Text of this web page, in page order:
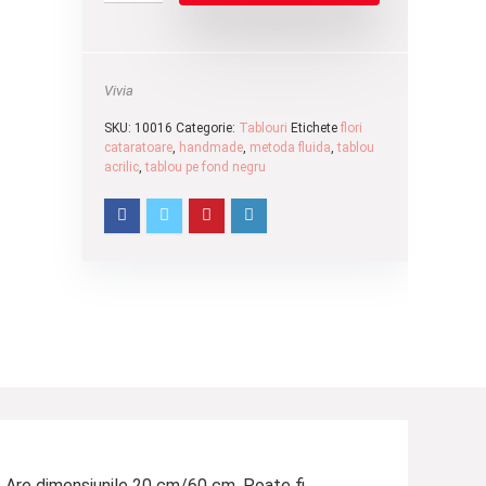
Vivia
SKU: 10016 Categorie: Tablouri Etichete flori
cataratoare, handmade, metoda fluida,tablou
acrilic,tablou pe fond negru